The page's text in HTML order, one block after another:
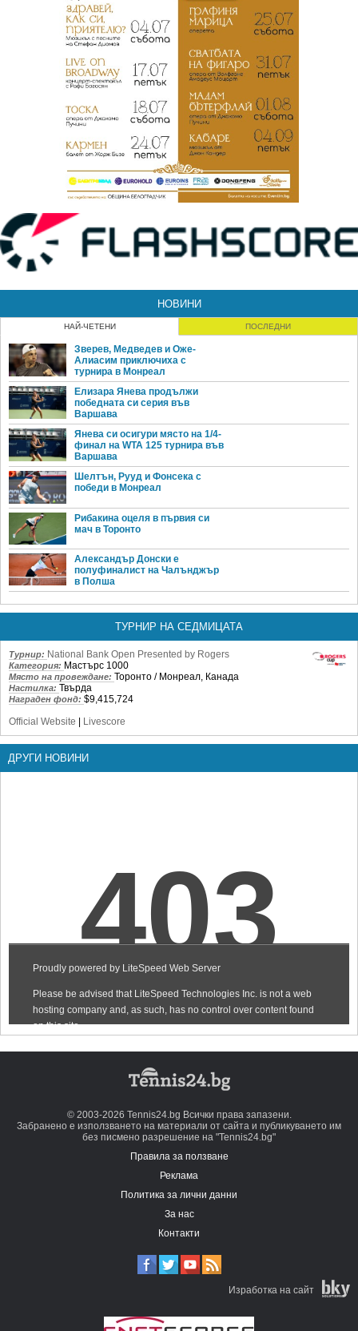
НОВИНИ
НАЙ-ЧЕТЕНИ ПОСЛЕДНИ
Зверев, Медведев и Оже-
Алиасим приключиха с
турнира в Монреал
Елизара Янева продължи
победната си серия във
Варшава
Янева си осигури място на 1/4-
финал на WTA 125 турнира във
Варшава
Шелтън, Рууд и Фонсека с
победи в Монреал
Рибакина оцеля в първия си
мач в Торонто
Александър Донски е
полуфиналист на Чалънджър
в Полша
ТУРНИР НА СЕДМИЦАТА
Турнир: National Bank Open Presented by Rogers
Категория: Мастърс 1000
Място на провеждане: Торонто / Монреал, Канада
Настилка: Твърда
Награден фонд: $9,415,724
Official Website
Livescore
ДРУГИ НОВИНИ
© 2003-2026 Tennis24.bg Всички права запазени.
Забранено е използването на материали от сайта и публикуването им
без писмено разрешение на "Tennis24.bg"
Правила за ползване
Реклама
Политика за лични данни
За нас
Контакти
Изработка на сайт